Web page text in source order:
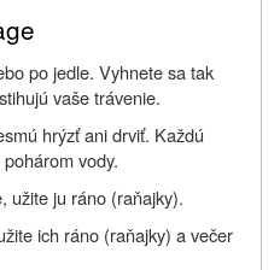
po jedle. Vyhnete sa tak
vaše trávenie.
hrýzť ani drviť. Každú
vody.
užite ju ráno (raňajky).
ich ráno (raňajky) a večer